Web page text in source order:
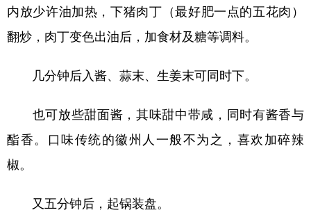
内放少许油加热，下猪肉丁（最好肥一点的五花肉）
翻炒，肉丁变色出油后，加食材及糖等调料。
几分钟后入酱、蒜末、生姜末可同时下。
也可放些甜面酱，其味甜中带咸，同时有酱香与
酯香。口味传统的徽州人一般不为之，喜欢加碎辣
椒。
又五分钟后，起锅装盘。